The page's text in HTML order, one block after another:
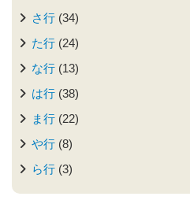
さ行 (34)
た行 (24)
な行 (13)
は行 (38)
ま行 (22)
や行 (8)
ら行 (3)